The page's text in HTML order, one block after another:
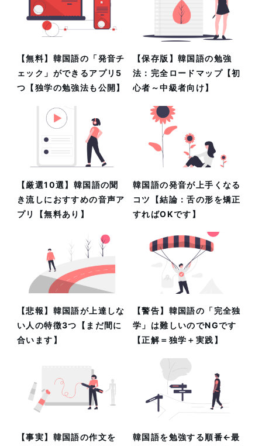
【無料】韓国語の「発音チ
ェック」ができるアプリ5
つ【独学の勉強法も公開】
【保存版】韓国語の勉強
法：完全ロードマップ【初
心者～中級者向け】
【厳選10選】韓国語の聞
き流しにおすすめの音声ア
プリ【無料あり】
韓国語の発音が上手くなる
コツ【結論：舌の形を矯正
すればOKです】
【悲報】韓国語が上達しな
い人の特徴3つ【まだ間に
合います】
【警告】韓国語の「完全独
学」は難しいのでNGです
【正解＝独学＋実践】
【事実】韓国語の作文を
韓国語を勉強する順番←最